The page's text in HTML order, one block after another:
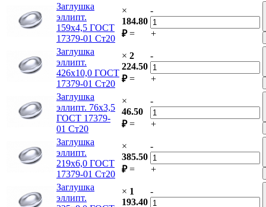
Заглушка
эллипт.
159х4,5 ГОСТ
17379-01 Ст20
×
184.80
₽ =
-
+
Заглушка
эллипт.
426х10,0 ГОСТ
17379-01 Ст20
× 2
224.50
₽ =
-
+
Заглушка
эллипт. 76х3,5
ГОСТ 17379-
01 Ст20
×
46.50
₽ =
-
+
Заглушка
эллипт.
219х6,0 ГОСТ
17379-01 Ст20
×
385.50
₽ =
-
+
Заглушка
эллипт.
× 1
193.40
-